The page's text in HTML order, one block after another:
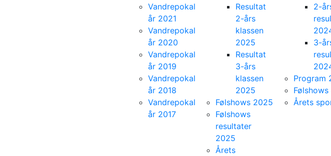
Vandrepokal
år 2021
Vandrepokal
år 2020
Vandrepokal
år 2019
Vandrepokal
år 2018
Vandrepokal
år 2017
Resultat
2-års
klassen
2025
Resultat
3-års
klassen
2025
Følshows 2025
Følshows
resultater
2025
Årets
2-
3-
Program
Årets